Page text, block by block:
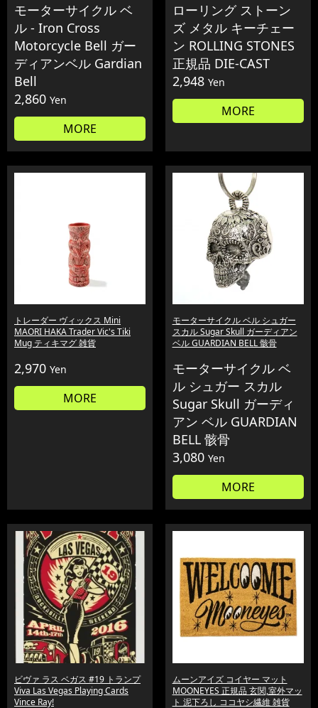
モーターサイクル ベ
ル - Iron Cross
Motorcycle Bell ガー
ディアンベル Gardian
Bell
2,860 Yen
MORE
ローリング ストーン
ズ メタル キーチェー
ン ROLLING STONES
正規品 DIE-CAST
2,948 Yen
MORE
トレーダー ヴィックス Mini
MAORI HAKA Trader Vic's Tiki
Mug ティキマグ 雑貨
2,970 Yen
MORE
モーターサイクル ベル シュガー
スカル Sugar Skull ガーディアン
ベル GUARDIAN BELL 骸骨
モーターサイクル ベ
ル シュガー スカル
Sugar Skull ガーディ
アン ベル GUARDIAN
BELL 骸骨
3,080 Yen
MORE
ビヴァ ラス ベガス #19 トランプ
Viva Las Vegas Playing Cards
Vince Ray!
ムーンアイズ コイヤー マット
MOONEYES 正規品 玄関,室外マッ
ト 泥下ろし ココヤシ繊維 雑貨